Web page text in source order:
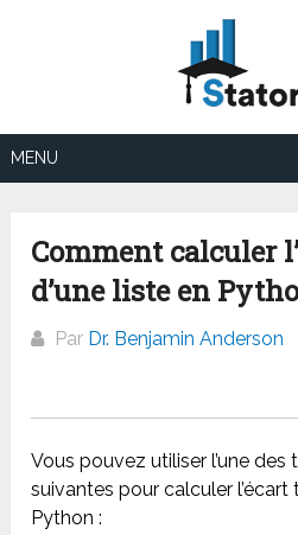
MENU
Comment calculer
d’une liste en
Par Dr. Benjamin Anderson
Vous pouvez utiliser l’une
suivantes pour calculer l’écart
Python :